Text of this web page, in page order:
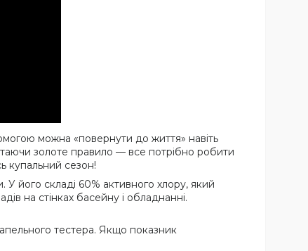
можна «повернути до життя» навіть
золоте правило — все потрібно робити
купальний сезон!
його складі 60% активного хлору, який
на стінках басейну і обладнанні.
тестера. Якщо показник